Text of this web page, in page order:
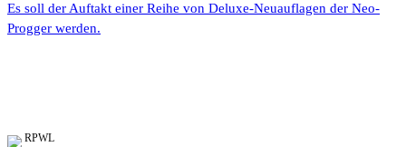
Es soll der Auftakt einer Reihe von Deluxe-Neuauflagen der Neo-
Progger werden.
RPWL